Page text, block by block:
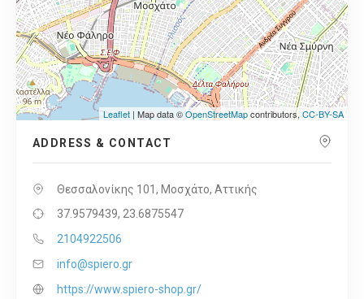
Leaflet | Map data ©OpenStreetMapcontributors,CC-BY-SA
ADDRESS & CONTACT
Θεσσαλονίκης 101, Μοσχάτο, Αττικής
37.9579439, 23.6875547
2104922506
info@spiero.gr
https://www.spiero-shop.gr/